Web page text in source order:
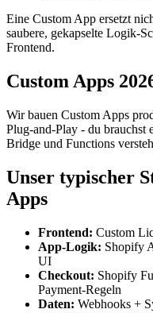
Eine Custom App ersetzt
saubere, gekapselte Logik-
Frontend.
Custom Apps
Wir bauen Custom Apps
Plug-and-Play - du brauchst
Bridge und Functions
Unser typischer
Apps
Frontend: Custom
App-Logik: Shopify
UI
Checkout: Shopify
Payment-Regeln
Daten: Webhooks +